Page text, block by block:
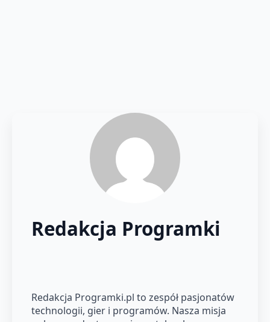
Redakcja Programki
Redakcja Programki.pl to zespół pasjonatów
technologii, gier i programów. Nasza misja